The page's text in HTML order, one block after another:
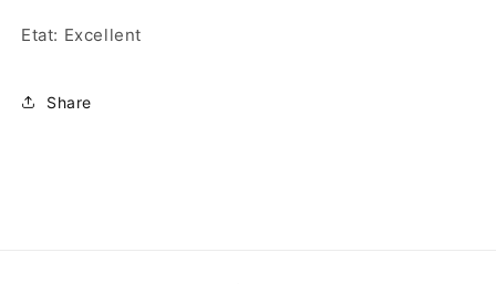
Etat: Excellent
Share